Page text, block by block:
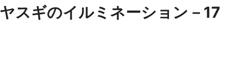
スギのイルミネーション－17